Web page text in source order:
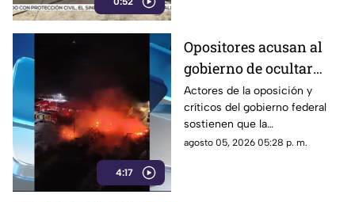
4:17
Opositores acusan al
gobierno de ocultar
información y difundir
versiones oficiales
cuestionadas
Actores de la oposición y
críticos del gobierno federal
sostienen que la
administración ha recurrido a
agosto 05, 2026 05:28 p. m.